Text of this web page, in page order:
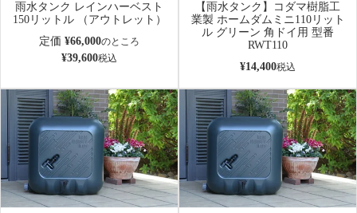
雨水タンク レインハーベスト
150リットル （アウトレット）
定価 ¥66,000のところ
¥39,600税込
【雨水タンク】コダマ樹脂工
業製 ホームダムミニ110リット
ル グリーン 角ドイ用 型番
RWT110
¥14,400税込